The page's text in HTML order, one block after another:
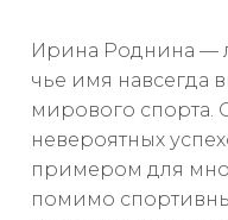
Ирина Роднина —
чье имя навсегда
мирового спорта.
невероятных
примером для
помимо